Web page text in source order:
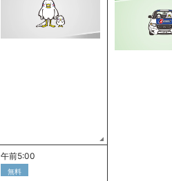
午前5:00
無料